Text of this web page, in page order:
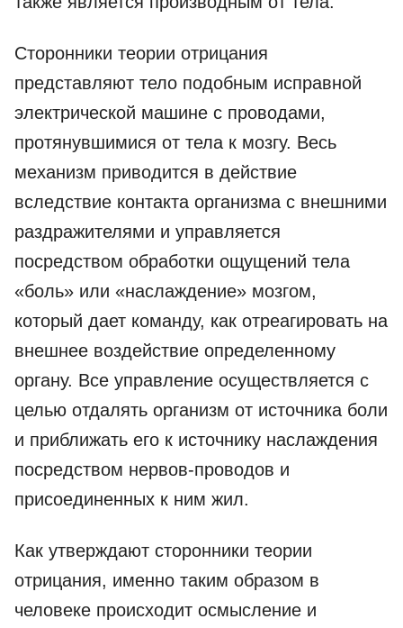
Сторонники теории отрицания
представляют тело подобным исправной
электрической машине с проводами,
протянувшимися от тела к мозгу. Весь
механизм приводится в действие
вследствие контакта организма с внешними
раздражителями и управляется
посредством обработки ощущений тела
«боль» или «наслаждение» мозгом,
который дает команду, как отреагировать на
внешнее воздействие определенному
органу. Все управление осуществляется с
целью отдалять организм от источника боли
и приближать его к источнику наслаждения
посредством нервов-проводов и
присоединенных к ним жил.
Как утверждают сторонники теории
отрицания, именно таким образом в
человеке происходит осмысление и